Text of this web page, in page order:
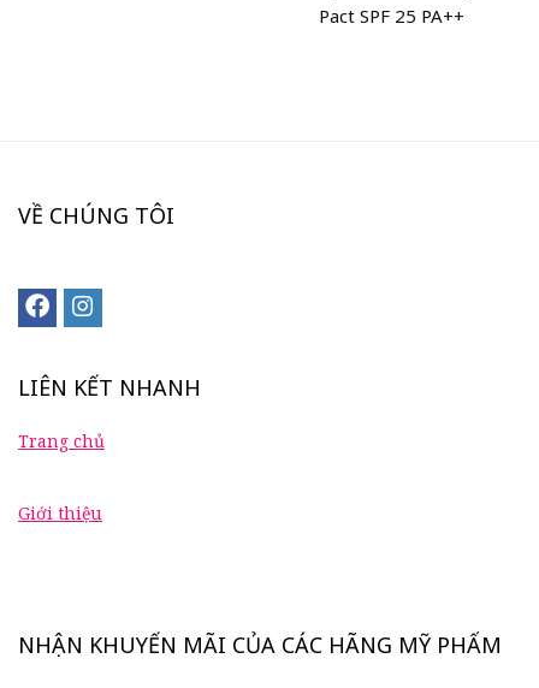
Pact SPF 25 PA++
VỀ CHÚNG TÔI
LIÊN KẾT NHANH
Trang chủ
Giới thiệu
NHẬN KHUYẾN MÃI CỦA CÁC HÃNG MỸ PHẨM